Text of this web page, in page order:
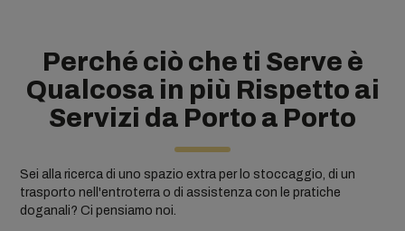
Perché ciò che ti Serve è
Qualcosa in più Rispetto ai
Servizi da Porto a Porto
Sei alla ricerca di uno spazio extra per lo stoccaggio, di un
trasporto nell'entroterra o di assistenza con le pratiche
doganali? Ci pensiamo noi.